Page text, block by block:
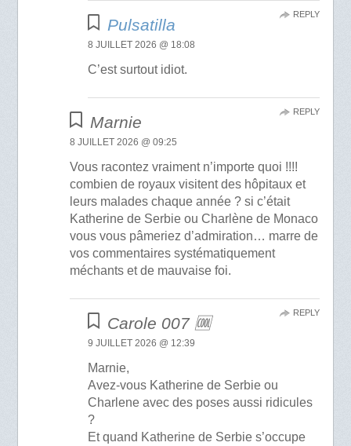
Pulsatilla
8 JUILLET 2026 @ 18:08
C’est surtout idiot.
REPLY
Marnie
8 JUILLET 2026 @ 09:25
Vous racontez vraiment n’importe quoi !!!!
combien de royaux visitent des hôpitaux et
leurs malades chaque année ? si c’était
Katherine de Serbie ou Charlène de Monaco
vous vous pâmeriez d’admiration… marre de
vos commentaires systématiquement
méchants et de mauvaise foi.
REPLY
Carole 007 🆒
9 JUILLET 2026 @ 12:39
Marnie,
Avez-vous Katherine de Serbie ou
Charlene avec des poses aussi ridicules
?
Et quand Katherine de Serbie s’occupe
REPLY